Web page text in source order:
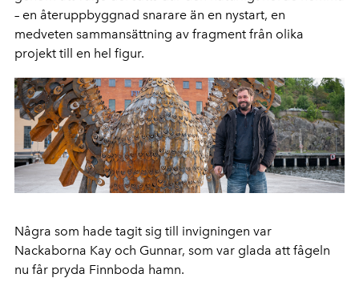
– en återuppbyggnad snarare än en nystart, en
medveten sammansättning av fragment från olika
projekt till en hel figur.
Några som hade tagit sig till invigningen var
Nackaborna Kay och Gunnar, som var glada att fågeln
nu får pryda Finnboda hamn.